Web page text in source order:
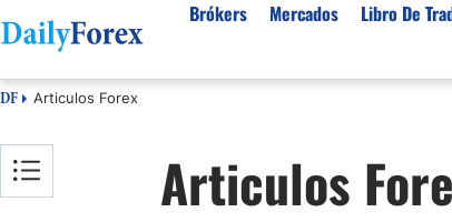
Brókers Mercados
USD/
Libro De
Sobre Nosotros
Política editorial
DF Articulos Forex
Articulos